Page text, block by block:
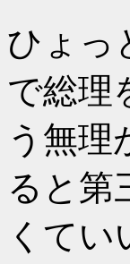
ひょっ
で総理
う無理
ると第
くて